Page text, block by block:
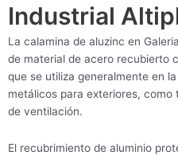
Industrial
La calamina de aluzinc en
de material de acero recubierto
que se utiliza generalmente en
metálicos para exteriores,
de ventilación.
El recubrimiento de aluminio